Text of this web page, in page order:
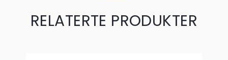
RELATERTE PRODUKTER